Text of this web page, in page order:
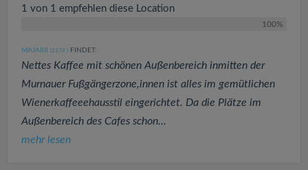
1 von 1 empfehlen diese Location
100%
MAJA88 (1378 ) FINDET:
Nettes Kaffee mit schönen Außenbereich inmitten der
Murnauer Fußgängerzone,innen ist alles im gemütlichen
Wienerkaffeeehausstil eingerichtet. Da die Plätze im
Außenbereich des Cafes schon...
mehr lesen